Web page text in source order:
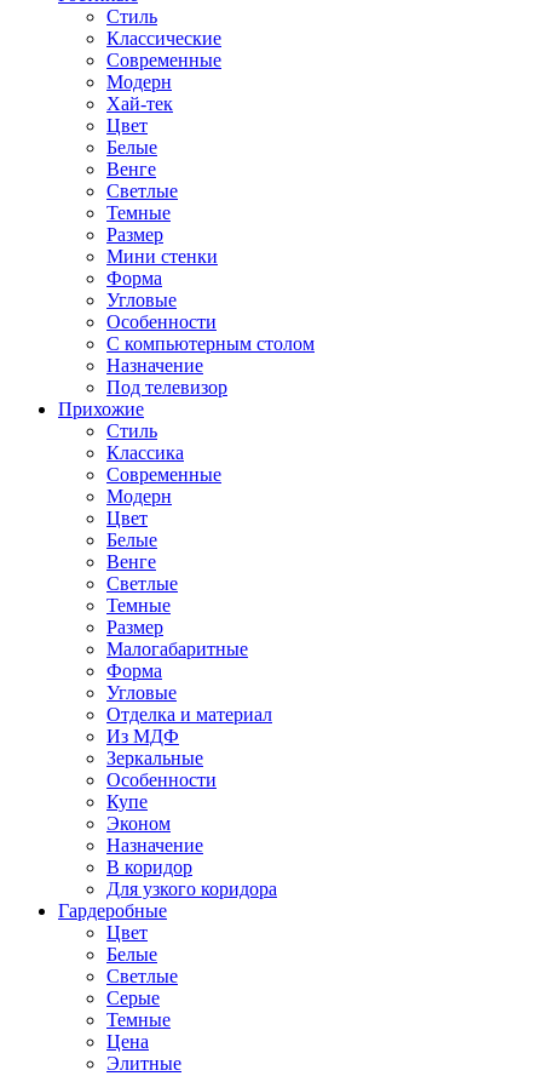
Стиль
Классические
Современные
Модерн
Хай-тек
Цвет
Белые
Венге
Светлые
Темные
Размер
Мини стенки
Форма
Угловые
Особенности
С компьютерным столом
Назначение
Под телевизор
Прихожие
Стиль
Классика
Современные
Модерн
Цвет
Белые
Венге
Светлые
Темные
Размер
Малогабаритные
Форма
Угловые
Отделка и материал
Из МДФ
Зеркальные
Особенности
Купе
Эконом
Назначение
В коридор
Для узкого коридора
Гардеробные
Цвет
Белые
Светлые
Серые
Темные
Цена
Элитные